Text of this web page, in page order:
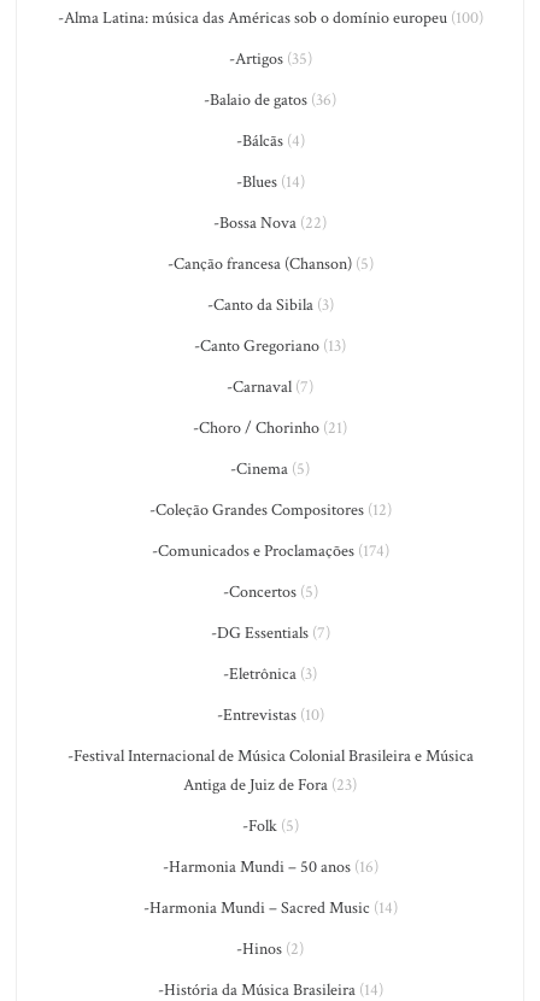
-Alma Latina: música das Américas sob o domínio europeu(100)
-Artigos(35)
-Balaio de gatos (36)
-Bálcãs(4)
-Blues(14)
-Bossa Nova (22)
-Canção francesa (Chanson)(5)
-Canto da Sibila(3)
-Canto Gregoriano (13)
-Carnaval (7)
-Choro / Chorinho (21)
-Cinema (5)
-Coleção Grandes Compositores(12)
-Comunicados e Proclamações(174)
-Concertos(5)
-DG Essentials(7)
-Eletrônica (3)
-Entrevistas(10)
-Festival Internacional de Música Colonial Brasileira e Música
Antiga de Juiz de Fora (23)
-Folk(5)
-Harmonia Mundi – 50 anos(16)
-Harmonia Mundi – Sacred Music (14)
-Hinos (2)
-História da Música Brasileira(14)